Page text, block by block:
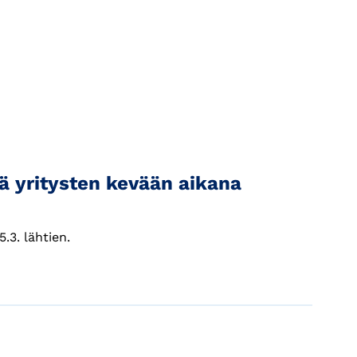
yritysten kevään aikana
lähtien.